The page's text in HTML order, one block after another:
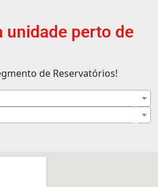
unidade perto de
de Reservatórios!
×
×